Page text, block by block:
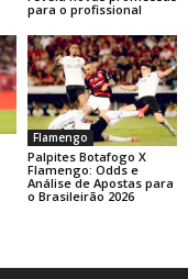
para o profissional
Flamengo
Palpites Botafogo X
Flamengo: Odds e
Análise de Apostas para
o Brasileirão 2026